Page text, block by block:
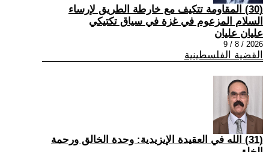
(30) المقاومة تتكيف مع خارطة الطريق لإرساء
السلام المزعوم في غزة في سياق تكتيكي
عليان عليان
2026 / 8 / 9
القضية الفلسطينية
(31) الله في العقيدة الإيزيدية: وحدة الخالق ورحمة